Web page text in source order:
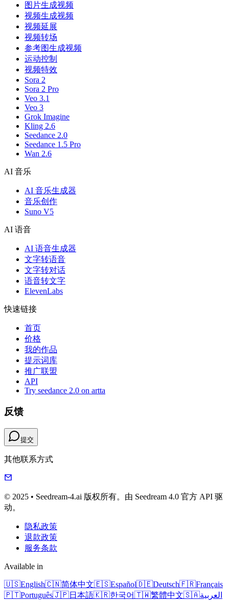
图片生成视频
视频生成视频
视频延展
视频转场
参考图生成视频
运动控制
视频特效
Sora 2
Sora 2 Pro
Veo 3.1
Veo 3
Grok Imagine
Kling 2.6
Seedance 2.0
Seedance 1.5 Pro
Wan 2.6
AI 音乐
AI 音乐生成器
音乐创作
Suno V5
AI 语音
AI 语音生成器
文字转语音
文字转对话
语音转文字
ElevenLabs
快速链接
首页
价格
我的作品
提示词库
推广联盟
API
Try seedance 2.0 on artta
反馈
提交
其他联系方式
© 2025 • Seedream-4.ai 版权所有。由 Seedream 4.0 官方 API 驱
动。
隐私政策
退款政策
服务条款
Available in
🇺🇸English🇨🇳简体中文🇪🇸Español🇩🇪Deutsch🇫🇷Français
🇵🇹Português🇯🇵日本語🇰🇷한국어🇹🇼繁體中文🇸🇦العربية